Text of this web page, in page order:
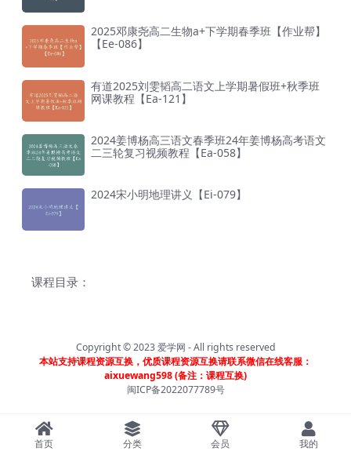
2025邓康尧高二生物a+下学期春季班【作业帮】
【Ee-086】
有道2025刘雯韬高二语文上学期暑假班+秋季班
网课教程【Ea-121】
2024姜博杨高三语文春季班24年姜博杨高考语文
二三轮复习视频教程【Ea-058】
2024宋小明地理讲义【Ei-079】
课程目录：
Copyright © 2023爱学网 - All rights reserved
本站支持课程资源互换，优质课程资源互换请联系微信在线客服：
aixuewang598 (备注：课程互换)
闽ICP备2022077789号
首页 分类 会员 我的